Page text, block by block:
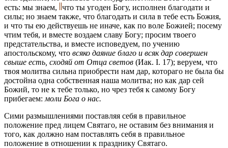
есть: мы знаем,
что ты угоден Богу, исполнен благодати и
силы; но знаем также, что благодать и сила в тебе есть Божия,
и что ты ею действуешь не иначе, как по воле Божией; посему
чтим тебя, и вместе воздаем славу Богу; просим твоего
предстательства, и вместе исповедуем, по учению
апостольскому, что всяко даяние благо и всяк дар совершен
свыше есть, сходяй от Отца светов (Иак. І. 17); веруем, что
твоя молитва сильна приобрести нам дар, котораго не была бы
достойна одна собственная наша молитва; но как дар сей
Божий, то не к тебе только, но чрез тебя к самому Богу
прибегаем: моли Бога о нас.
Сими размышлениями поставляя себя в правильное
положение пред лицем Святаго, не оставим без внимания и
того, как должно нам поставлять себя в правильное
положение в отношении к празднику Святаго.